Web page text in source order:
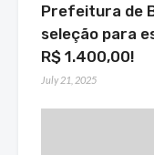
Prefeitura de
seleção para
R$ 1.400,00!
July 21, 2025